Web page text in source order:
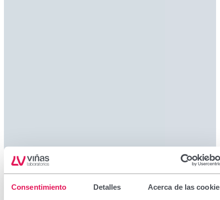
Consentimiento Detalles Acerca de las